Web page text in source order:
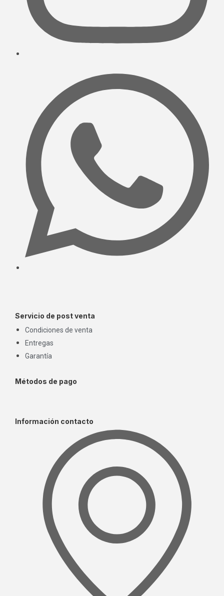
Servicio de post venta
Condiciones de venta
Entregas
Garantía
Métodos de pago
Información contacto